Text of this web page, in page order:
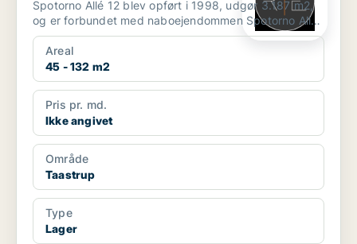
Spotorno Allé 12 blev opført i 1998, udgør 3.187 m2,
og er forbundet med naboejendommen Spotorno Allé
2-...
Areal
45 - 132 m2
Pris pr. md.
Ikke angivet
Område
Taastrup
Type
Lager